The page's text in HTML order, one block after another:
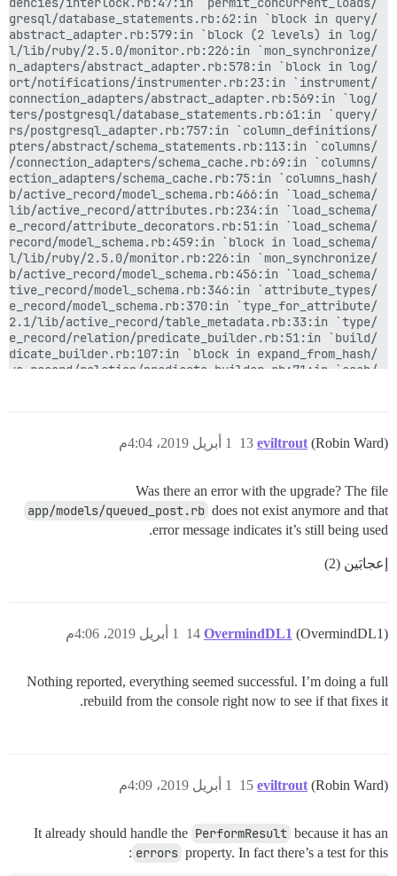
eviltrout (Robin Ward) 1 أبريل 2019، 4:04م 13
Was there an error with the upgrade? The file
app/models/queued_post.rb does not exist anymore and that
error message indicates it’s still being used.
إعجابَين (2)
OvermindDL1 (OvermindDL1) 1 أبريل 2019، 4:06م 14
Nothing reported, everything seemed successful. I’m doing a full
rebuild from the console right now to see if that fixes it.
eviltrout (Robin Ward) 1 أبريل 2019، 4:09م 15
It already should handle the PerformResult because it has an
errors property. In fact there’s a test for this: